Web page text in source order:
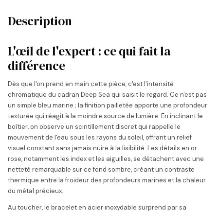
Description
L'œil de l'expert : ce qui fait la
différence
Dès que l'on prend en main cette pièce, c'est l'intensité
chromatique du cadran Deep Sea qui saisit le regard. Ce n'est pas
un simple bleu marine ; la finition pailletée apporte une profondeur
texturée qui réagit à la moindre source de lumière. En inclinant le
boîtier, on observe un scintillement discret qui rappelle le
mouvement de l'eau sous les rayons du soleil, offrant un relief
visuel constant sans jamais nuire à la lisibilité. Les détails en or
rose, notamment les index et les aiguilles, se détachent avec une
netteté remarquable sur ce fond sombre, créant un contraste
thermique entre la froideur des profondeurs marines et la chaleur
du métal précieux.
Au toucher, le bracelet en acier inoxydable surprend par sa